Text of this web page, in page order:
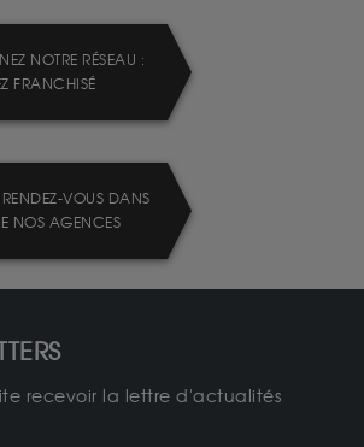
NOTRE RÉSEAU :
FRANCHISÉ
RENDEZ-VOUS DANS
NOS AGENCES
recevoir la lettre d'actualités